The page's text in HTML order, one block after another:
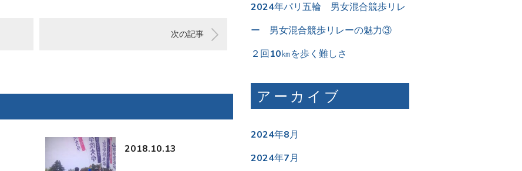
次の記事
2018.10.13
2024年パリ五輪 男女混合競歩リレ
ー 男女混合競歩リレーの魅力③
２回10㎞を歩く難しさ
アーカイブ
2024年8月
2024年7月